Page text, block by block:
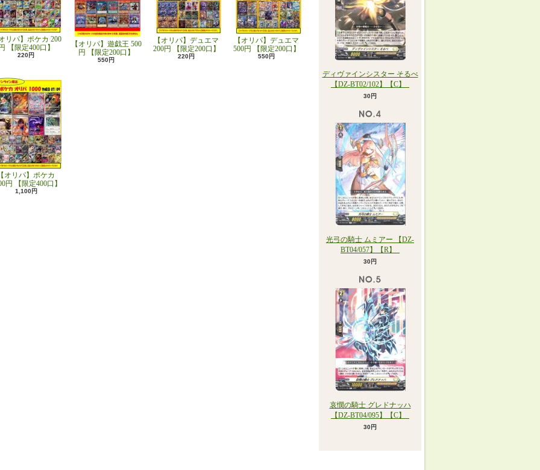
リパ】ポケカ 200
【限定400口】
220円
【オリパ】遊戯王 500
円 【限定200口】
550円
【オリパ】デュエマ
200円 【限定200口】
220円
【オリパ】デュエマ
500円 【限定200口】
550円
オリパ】ポケカ
円 【限定400口】
1,100円
ディヴァインシスター そるべ
【DZ-BT02/102】【C】_
30円
光弓の騎士 ムミアー 【DZ-
BT04/057】【R】_
30円
哀憫の騎士 グレドナッハ
【DZ-BT04/095】【C】_
30円